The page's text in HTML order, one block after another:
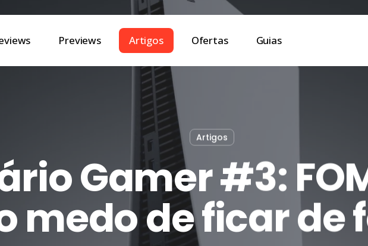
Previews Artigos Ofertas Guias
Artigos
Gamer #3:
medo de ficar de